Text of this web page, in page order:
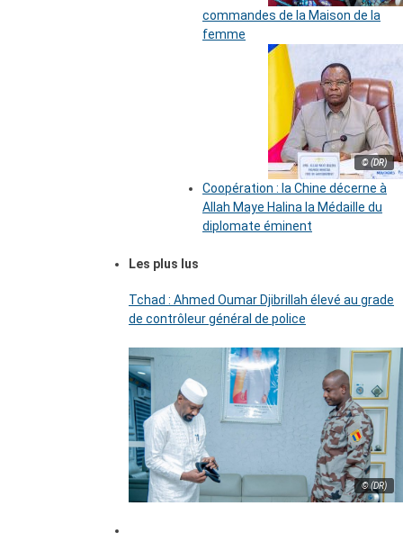
commandes de la Maison de la
femme
© (DR)
Coopération : la Chine décerne à
Allah Maye Halina la Médaille du
diplomate éminent
Les plus lus
Tchad : Ahmed Oumar Djibrillah élevé au grade
de contrôleur général de police
© (DR)